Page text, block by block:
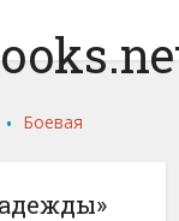
. Боевая